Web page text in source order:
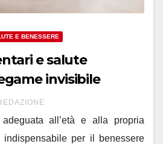
E BENESSERE
e salute
invisibile
all’età e alla propria
per il benessere